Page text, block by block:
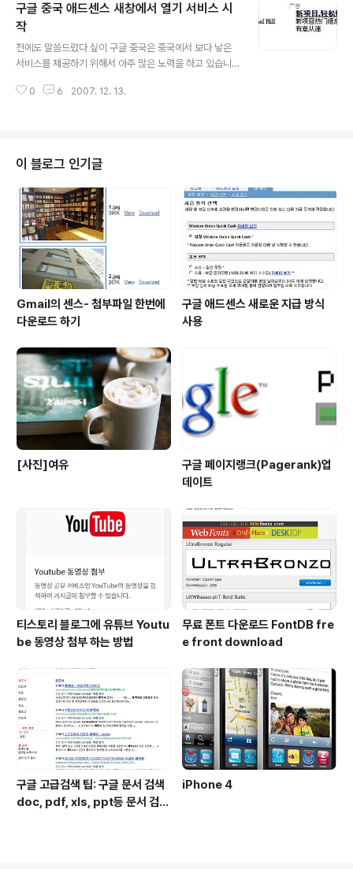
이 지난 2006년에 문을 닫았던 서비스를 이제 다시 시작
하게 된다고 하네요...이 소식은 TechCrunch에서 상세한
정보를 보실 수 있습니다. 필요하신 분들은 아래 링크로 ...
http://www.techcrunch.com/2007/12/13/google
구글 중국 애드센스 새창에서 열기 서비스 시
작
전에도 말씀드렸다 싶이 구글 중국은 중국에서 보다 낳은
서비스를 제공하기 위해서 아주 많은 노력을 하고 있습니
새로운 지급 방식 등등.. 이번에는 중국 블로거들의 요구로
니다. 새창에서 새로운 문장을 읽은 후 창닫기 해서 원래의
페이지에서 다른 문장을 또 보고~혹시 인터넷 속도가 느려
서 그럴가요? 어쨌던 전 세계 처음으로 애드센스를 새창에
서 오픈 할수 있는 서비스를 제공하기를 중국에서 시작했
습니다. 카이푸 리가 제대로 이끌어 나가고 있군요~ Tech
norati Tags: Google,G..
0 6 2007. 12. 13.
이 블로그 인기글
Gmail의 센스- 첨부파일 한번에
다운로드 하기
구글 애드센스 새로운 지급 방식
사용
[사진]여유
구글 페이지랭크(Pagerank)업
데이트
티스토리 블로그에 유튜브 Youtu
be 동영상 첨부 하는 방법
무료 폰트 다운로드 FontDB fre
e front download
구글 고급검색 팁: 구글 문서 검색
doc, pdf, xls, ppt등 문서 검색
iPhone 4